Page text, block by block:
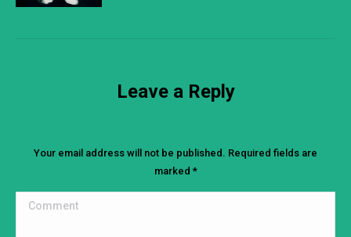
Leave a Reply
Your email address will not be published. Required fields are
marked *
Comment